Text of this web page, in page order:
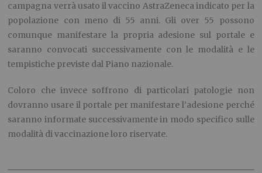
campagna verrà usato il vaccino AstraZeneca indicato per la
popolazione con meno di 55 anni. Gli over 55 possono
comunque manifestare la propria adesione sul portale e
saranno convocati successivamente con le modalità e le
tempistiche previste dal Piano nazionale.
Coloro che invece soffrono di particolari patologie non
dovranno usare il portale per manifestare l’adesione perché
saranno informate successivamente in modo specifico sulle
modalità di vaccinazione loro riservate.